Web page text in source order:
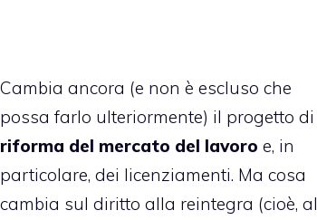
Cambia ancora (e non è escluso che
possa farlo ulteriormente) il progetto di
riforma del mercato del lavoro e, in
particolare, dei licenziamenti. Ma cosa
cambia sul diritto alla reintegra (cioè, al